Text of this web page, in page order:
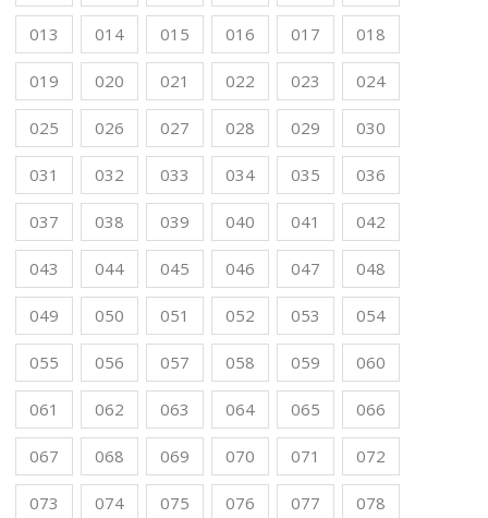
013 014 015 016 017 018
019 020 021 022 023 024
025 026 027 028 029 030
031 032 033 034 035 036
037 038 039 040 041 042
043 044 045 046 047 048
049 050 051 052 053 054
055 056 057 058 059 060
061 062 063 064 065 066
067 068 069 070 071 072
073 074 075 076 077 078